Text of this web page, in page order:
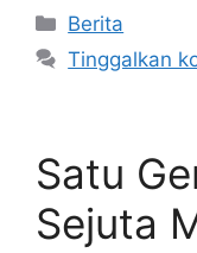
Kategori
Berita
Tinggalkan
Satu
Sejuta